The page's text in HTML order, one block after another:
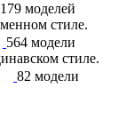
179 моделей
564 модели
82 модели